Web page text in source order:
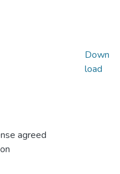
agreed
Down
load